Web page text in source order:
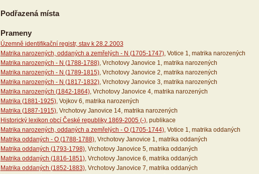
Podřazená místa
Prameny
Územně identifikační registr, stav k 28.2.2003
Matrika narozených, oddaných a zemřelých - N (1705-1747), Votice 1, matrika narozených
Matrika narozených - N (1788-1788), Vrchotovy Janovice 1, matrika narozených
Matrika narozených - N (1789-1815), Vrchotovy Janovice 2, matrika narozených
Matrika narozených - N (1817-1832), Vrchotovy Janovice 3, matrika narozených
Matrika narozených (1842-1864), Vrchotovy Janovice 4, matrika narozených
Matrika (1881-1925), Vojkov 6, matrika narozených
Matrika (1887-1915), Vrchotovy Janovice 14, matrika narozených
Historický lexikon obcí České republiky 1869-2005 (-), publikace
Matrika narozených, oddaných a zemřelých - O (1705-1744), Votice 1, matrika oddaných
Matrika oddaných - O (1788-1788), Vrchotovy Janovice 1, matrika oddaných
Matrika oddaných (1793-1798), Vrchotovy Janovice 5, matrika oddaných
Matrika oddaných (1816-1851), Vrchotovy Janovice 6, matrika oddaných
Matrika oddaných (1852-1883), Vrchotovy Janovice 7, matrika oddaných